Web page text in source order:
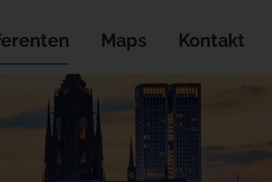
Maps Kontakt